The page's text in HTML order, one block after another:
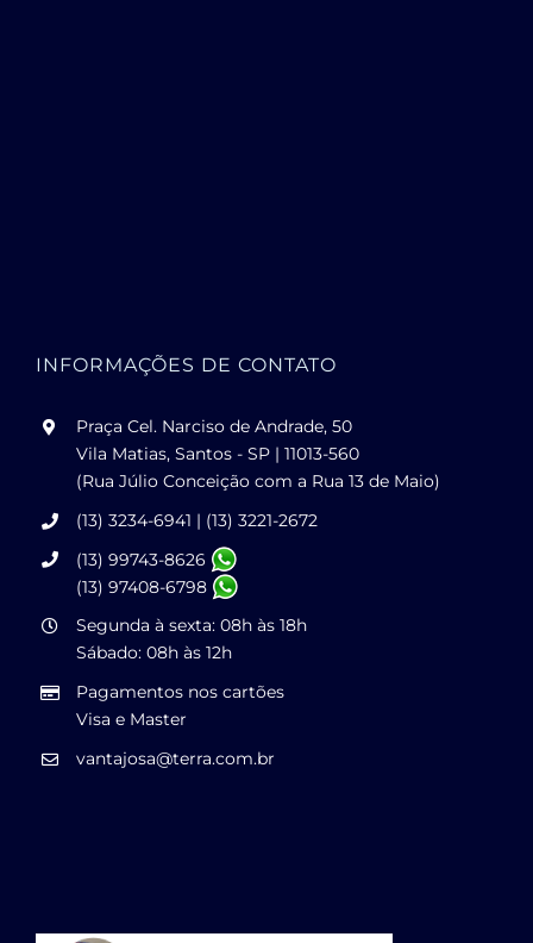
INFORMAÇÕES DE CONTATO
Praça Cel. Narciso de Andrade, 50
Vila Matias, Santos - SP | 11013-560
(Rua Júlio Conceição com a Rua 13 de Maio)
(13) 3234-6941 | (13) 3221-2672
(13) 99743-8626
(13) 97408-6798
Segunda à sexta: 08h às 18h
Sábado: 08h às 12h
Pagamentos nos cartões
Visa e Master
vantajosa@terra.com.br